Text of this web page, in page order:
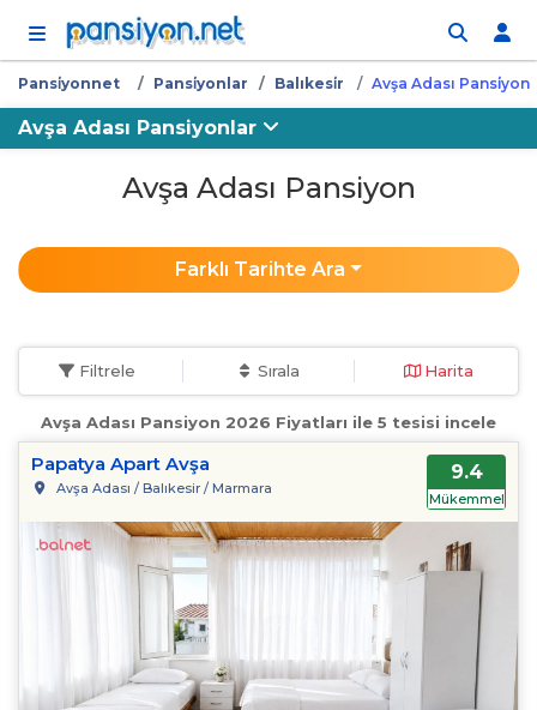
Pansi̇yonnet Pansi̇yonlar Balıkesi̇r Avşa Adası Pansi̇yon
Avşa Adası Pansiyonlar
Avşa Adası Pansiyon
Farklı Tarihte Ara
Filtrele Sırala Harita
Avşa Adası Pansiyon 2026 Fiyatları ile 5 tesisi incele
Papatya Apart Avşa
Avşa Adası / Balıkesir / Marmara
9.4
Mükemmel